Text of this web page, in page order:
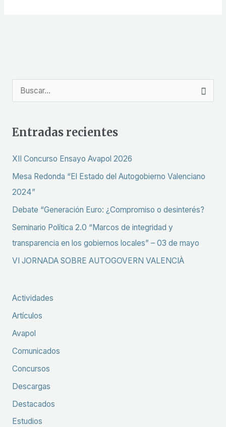
a
r
p
Entradas recientes
XII Concurso Ensayo Avapol 2026
Mesa Redonda “El Estado del Autogobierno Valenciano
2024”
Debate “Generación Euro: ¿Compromiso o desinterés?
Seminario Política 2.0 “Marcos de integridad y
transparencia en los gobiernos locales” – 03 de mayo
VI JORNADA SOBRE AUTOGOVERN VALENCIÀ
Actividades
Artículos
Avapol
Comunicados
Concursos
Descargas
Destacados
Estudios